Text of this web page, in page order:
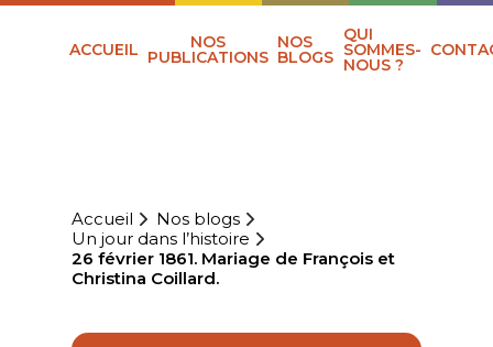
ACCUEIL NOS
PUBLICATIONS
NOS
BLOGS
QUI
SOMMES-
NOUS ?
Accueil
Nos blogs
Un jour dans l’histoire
26 février 1861. Mariage de François et
Christina Coillard.